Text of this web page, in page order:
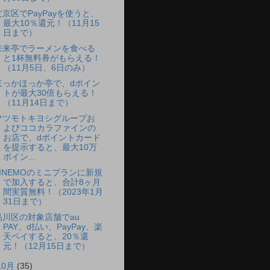
京区でPayPayを使うと、
最大10％還元！（11月15
日まで）
来亭でラーメンを食べる
と1杯無料券がもらえる！
（11月5日、6日のみ）
っかほっか亭で、dポイン
トが最大30倍もらえる！
（11月14日まで）
ツモトキヨシグループお
よびココカラファインの
お店で、dポイントカード
を提示すると、最大10万
ポイン...
のミニプランに新規
で加入すると、合計8ヶ月
間実質無料！（2023年1月
31日まで）
川区の対象店舗でau
PAY、d払い、PayPay、楽
天ペイすると、20％還
元！（12月15日まで）
月 (35)